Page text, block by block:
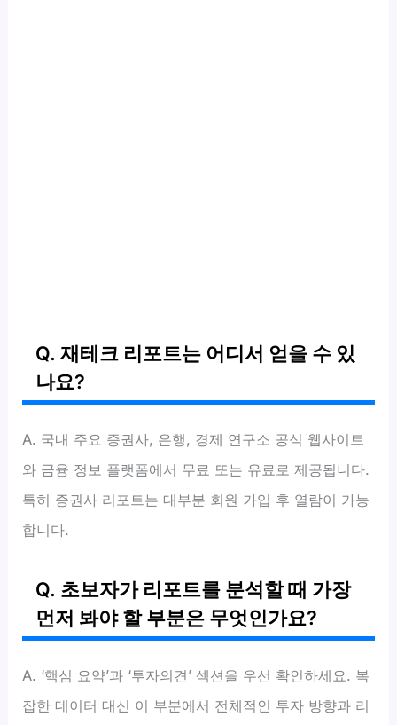
Q. 재테크 리포트는 어디서 얻을 수 있
나요?
A. 국내 주요 증권사, 은행, 경제 연구소 공식 웹사이트
와 금융 정보 플랫폼에서 무료 또는 유료로 제공됩니다.
특히 증권사 리포트는 대부분 회원 가입 후 열람이 가능
합니다.
Q. 초보자가 리포트를 분석할 때 가장
먼저 봐야 할 부분은 무엇인가요?
A. ‘핵심 요약’과 ‘투자의견’ 섹션을 우선 확인하세요. 복
잡한 데이터 대신 이 부분에서 전체적인 투자 방향과 리